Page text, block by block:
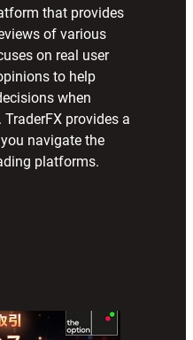
that provides
of various
on real user
to help
when
provides a
navigate the
platforms.